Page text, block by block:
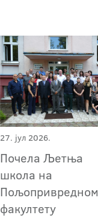
27. јул 2026.
Почела Љетња
школа на
Пољопривредном
факултету